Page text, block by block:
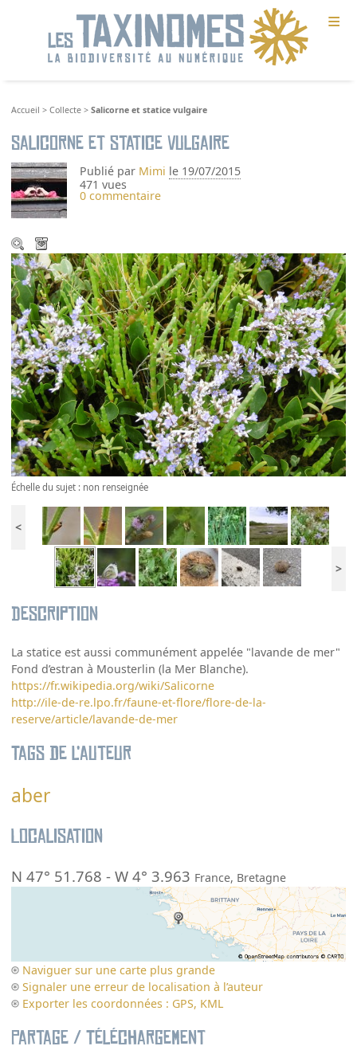
≡
Accueil >Collecte >Salicorne et statice vulgaire
Salicorne et statice vulgaire
Publié par Mimi le 19/07/2015
471 vues
0 commentaire
Échelle du sujet : non renseignée
<
>
Description
La statice est aussi communément appelée "lavande de mer"
Fond d’estran à Mousterlin (la Mer Blanche).
https://fr.wikipedia.org/wiki/Salicorne
http://ile-de-re.lpo.fr/faune-et-flore/flore-de-la-
reserve/article/lavande-de-mer
Tags de l’auteur
aber
Localisation
N 47° 51.768 -W 4° 3.963 France, Bretagne
Naviguer sur une carte plus grande
Signaler une erreur de localisation à l’auteur
Exporter les coordonnées : GPS, KML
Partage / Téléchargement